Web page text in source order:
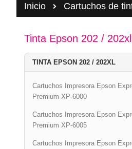
Inicio Cartuchos de
Tinta Epson 202 / 202xl
TINTA EPSON 202 / 202XL
Cartuchos Impresora Epson
Premium XP-6000
Cartuchos Impresora Epson
Premium XP-6005
Cartuchos Impresora Epson